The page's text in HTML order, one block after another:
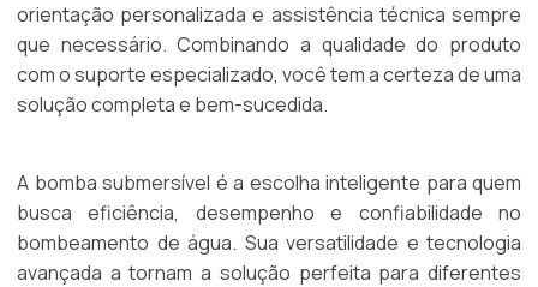
orientação personalizada e assistência técnica sempre
que necessário. Combinando a qualidade do produto
com o suporte especializado, você tem a certeza de uma
solução completa e bem-sucedida.
A bomba submersível é a escolha inteligente para quem
busca eficiência, desempenho e confiabilidade no
bombeamento de água. Sua versatilidade e tecnologia
avançada a tornam a solução perfeita para diferentes